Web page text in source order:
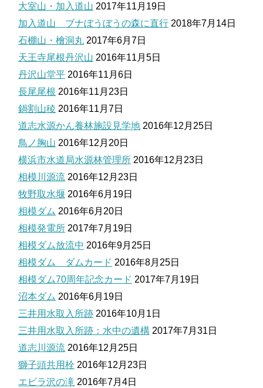
大室山・加入道山 2017年11月19日
加入道山 ブナぼうぼうの森に直行 2018年7月14日
石棚山・檜洞丸 2017年6月7日
天王寺尾根丹沢山 2016年11月5日
丹沢山堂平 2016年11月6日
長尾尾根 2016年11月23日
鍋割山稜 2016年11月7日
道志水源かん養林施設見学地 2016年12月25日
鳥ノ胸山 2016年12月20日
横浜市水道局水源林管理所 2016年12月23日
相模川源流 2016年12月23日
牧野取水堰 2016年6月19日
相模ダム 2016年6月20日
相模発電所 2017年7月19日
相模ダム放流中 2016年9月25日
相模ダム ダムカード 2016年8月25日
相模ダム70周年記念カード 2017年7月19日
沼本ダム 2016年6月19日
三井用水取入所跡 2016年10月1日
三井用水取入所跡：水中の遺構 2017年7月31日
道志川源流 2016年12月25日
獅子頭共用栓 2016年12月23日
エビラ沢の滝 2016年7月4日